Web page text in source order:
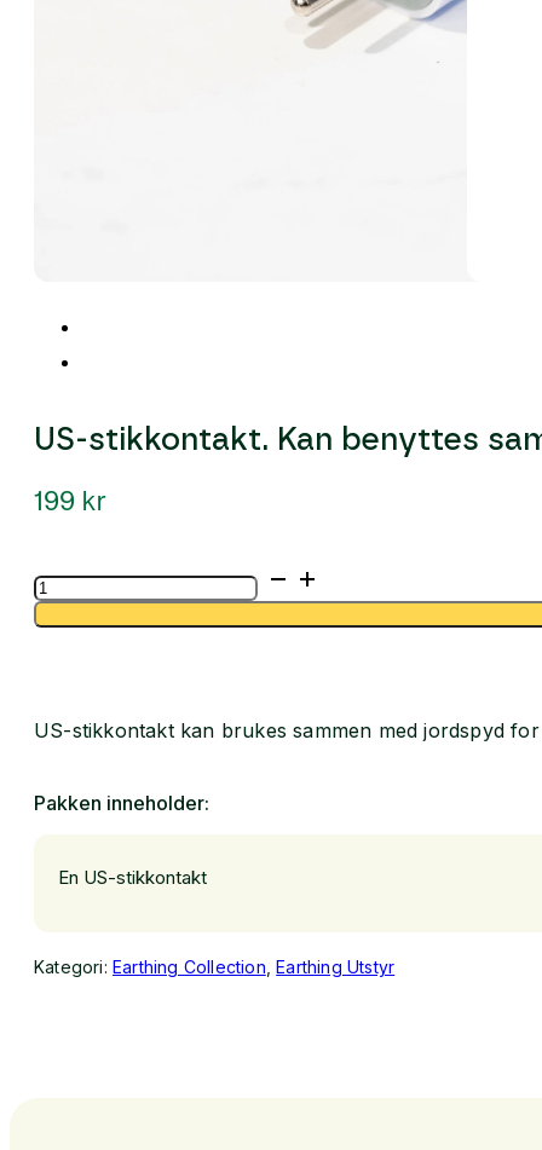
US-stikkontakt. Kan benyttes
199 kr
US-
stikkontakt.
Kan
jordspyd
antall
US-stikkontakt kan brukes sammen med jordspyd
Pakken inneholder:
En US-stikkontakt
Kategori: Earthing Collection ,Earthing Utstyr